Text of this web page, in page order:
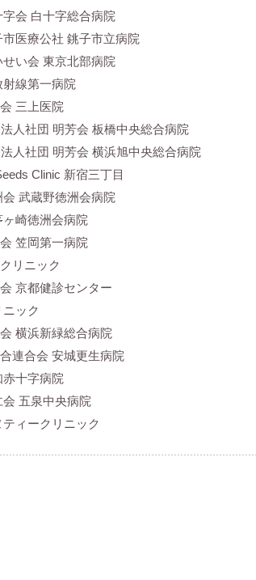
会 白十字総合病院
医療公社 銚子市立病院
い会 東京北部病院
線第一病院
三上医院
人社団 明芳会 板橋中央総合病院
人社団 明芳会 横浜旭中央総合病院
Clinic 新宿三丁目
武蔵野徳洲会病院
崎徳洲会病院
笠岡第一病院
リニック
京都健診センター
ック
横浜新緑総合病院
連合会 安城更生病院
十字病院
五泉中央病院
ィークリニック